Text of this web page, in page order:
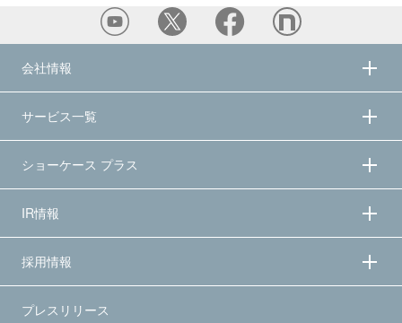
会社情報
サービス一覧
ショーケース プラス
IR情報
採用情報
プレスリリース